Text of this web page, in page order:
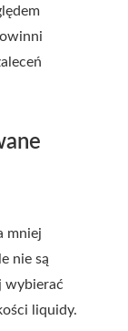
mniej
nie są
wybierać
liquidy.